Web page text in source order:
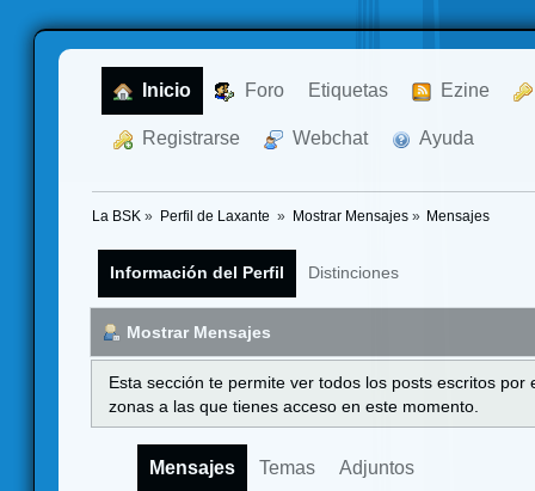
Inicio Foro Etiquetas Ezine
Registrarse Webchat Ayuda
La BSK » Perfil de Laxante » Mostrar Mensajes» Mensajes
Información del Perfil Distinciones
Mostrar Mensajes
Esta sección te permite ver todos los posts escritos
zonas a las que tienes acceso en este momento.
Mensajes Temas Adjuntos